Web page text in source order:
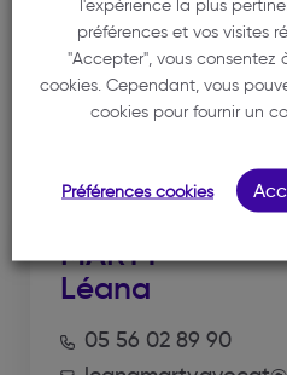
NOTRE
MARTY
Léana
05 56 02 89 90
l'expérience la plus
préférences et vos visites
"Accepter", vous consentez
cookies. Cependant, vous
cookies pour fournir un
Préférences cookies